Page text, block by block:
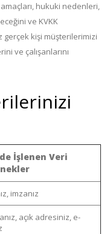
hukuki nedenleri,
ve KVKK
gerçek kişi müşterilerimizi
ve çalışanlarını
İşlenen Veri
imzanız
açık adresiniz, e-